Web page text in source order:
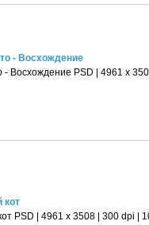
- Восхождение
Восхождение PSD | 4961 х
кот
PSD | 4961 х 3508 | 300 dpi |